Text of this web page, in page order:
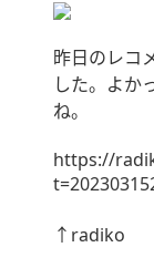
昨日のレコ
した。よか
ね。
https://
↑radiko